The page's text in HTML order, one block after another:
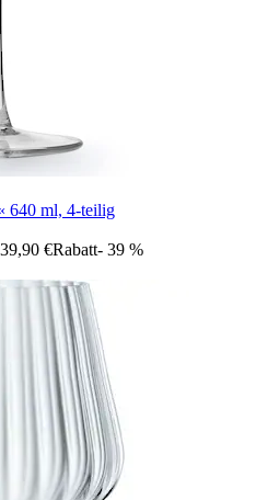
640 ml, 4-teilig
€Rabatt- 39 %